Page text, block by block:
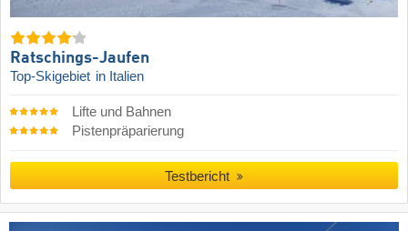
Ratschings-Jaufen
Top-Skigebiet in Italien
Lifte und Bahnen
Pistenpräparierung
Testbericht